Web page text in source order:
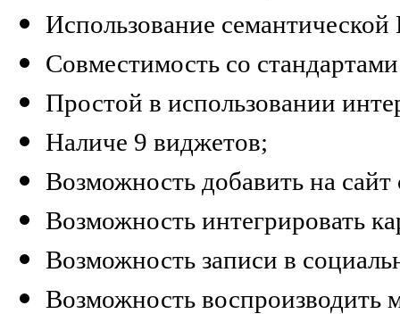
Использование
Совместимость со
Простой в использовании
Наличе 9 виджетов;
Возможность добавить на
Возможность интегрировать
Возможность записи в
Возможность воспроизводить